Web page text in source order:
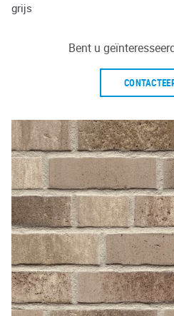
grijs
Bent u